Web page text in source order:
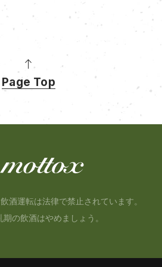
Page Top
酒運転は法律で禁止されています。
の飲酒はやめましょう。